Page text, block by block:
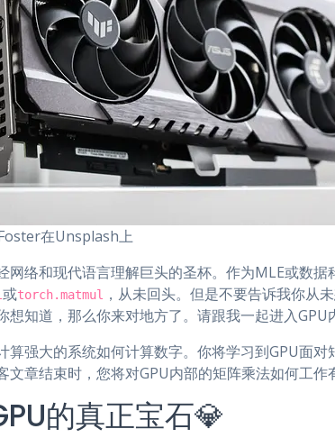
在Unsplash上
网络和现代语言理解巨头的圣杯。作为MLE或数据
或torch.matmul
，从未回头。但是不要告诉我你从
想知道，那么你来对地方了。请跟我一起进入GPU
算强大的系统如何计算数字。你将学习到GPU面
文章结束时，您将对GPU内部的矩阵乘法如何工作
的真正宝石💎